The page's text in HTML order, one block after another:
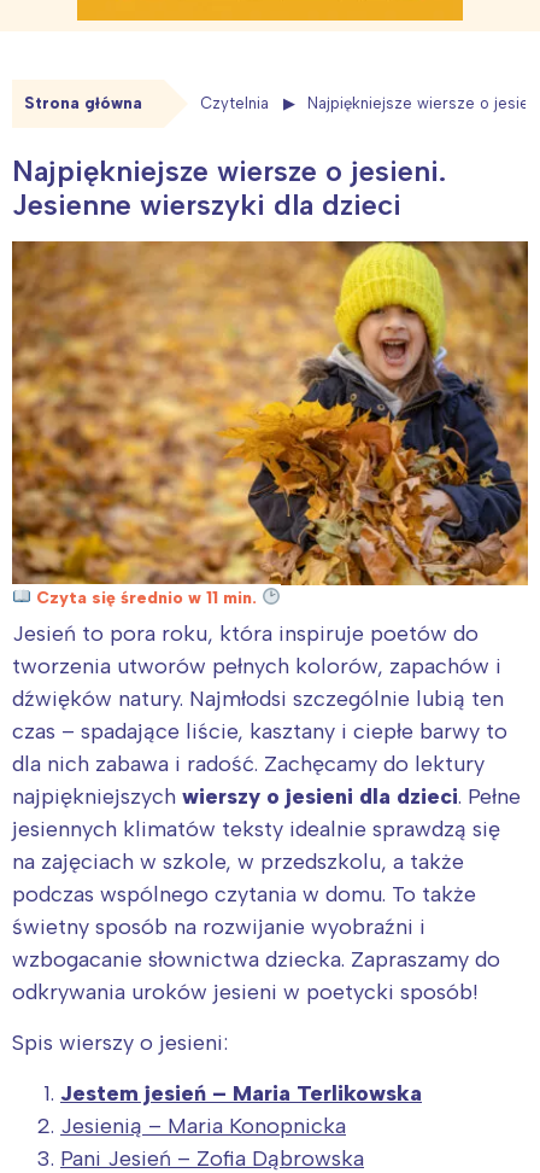
Strona główna Czytelnia Najpiękniejsze wiersze o
Najpiękniejsze wiersze o jesieni.
Jesienne wierszyki dla dzieci
Czyta się średnio w 11 min.
Jesień to pora roku, która inspiruje poetów do
tworzenia utworów pełnych kolorów, zapachów i
dźwięków natury. Najmłodsi szczególnie lubią ten
czas – spadające liście, kasztany i ciepłe barwy to
dla nich zabawa i radość. Zachęcamy do lektury
najpiękniejszych wierszy o jesieni dla dzieci. Pełne
jesiennych klimatów teksty idealnie sprawdzą się
na zajęciach w szkole, w przedszkolu, a także
podczas wspólnego czytania w domu. To także
świetny sposób na rozwijanie wyobraźni i
wzbogacanie słownictwa dziecka. Zapraszamy do
odkrywania uroków jesieni w poetycki sposób!
Spis wierszy o jesieni:
Jestem jesień – Maria Terlikowska
Jesienią – Maria Konopnicka
Pani Jesień – Zofia Dąbrowska